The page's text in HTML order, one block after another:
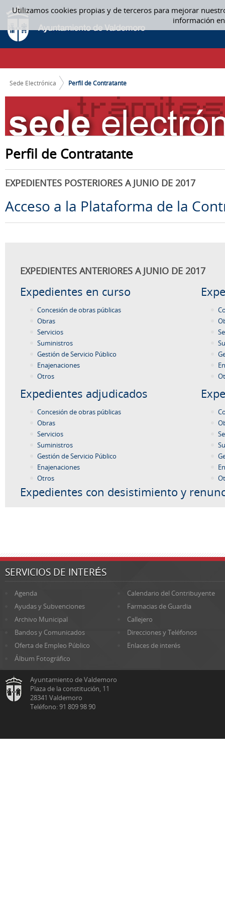
Utilizamos cookies propias y de terceros para mejorar
información
Saltar al contenido
PERFIL DE CONTRATANTE
CAMINO DE MIGAS
Sede Electrónica Perfil de Contratante
Perfil de Contratante
EXPEDIENTES POSTERIORES A JUNIO DE 2017
Acceso a la Plataforma de la
EXPEDIENTES ANTERIORES A JUNIO DE 2017
Expedientes en curso
Concesión de obras públicas
Obras
Servicios
Suministros
Gestión de Servicio Público
Enajenaciones
Otros
Expedientes adjudicados
Concesión de obras públicas
Obras
Servicios
Suministros
Gestión de Servicio Público
Enajenaciones
Otros
Expedientes con desistimiento y
SERVICIOS DE INTERÉS
Agenda
Calendario del Contribuyente
Ayudas y Subvenciones
Farmacias de Guardia
Archivo Municipal
Callejero
Bandos y Comunicados
Direcciones y Teléfonos
Oferta de Empleo Público
Enlaces de interés
Álbum Fotográfico
Ayuntamiento de Valdemoro
Plaza de la constitución, 11
28341 Valdemoro
Teléfono: 91 809 98 90